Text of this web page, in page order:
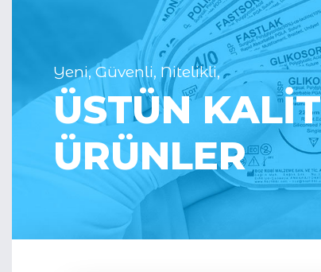
Yeni, Güvenli, Nitelikli,
ÜSTÜN
ÜRÜNLER